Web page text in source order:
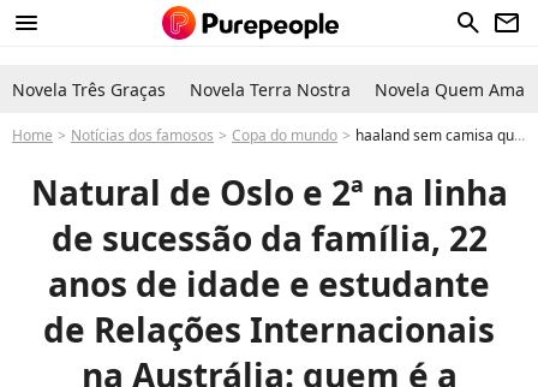
menu search newsletter
Novela Três Graças Novela Terra Nostra Novela Quem Ama
Home Notícias dos famosos Copa do mundo haaland sem camisa quem é a princesa da Noruega que 'invadiu' vestiário após vitória contra o Brasil e deu abraço no norueguês
Natural de Oslo e 2ª na linha
de sucessão da família, 22
anos de idade e estudante
de Relações Internacionais
na Austrália: quem é a